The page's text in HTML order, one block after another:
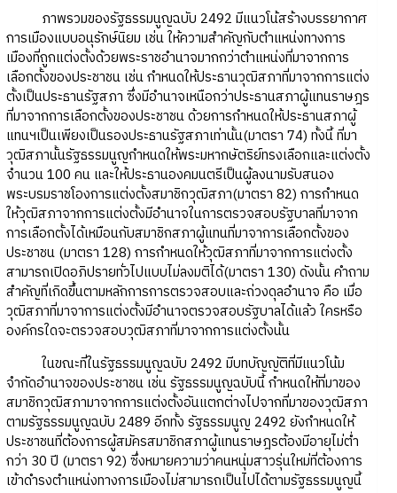
ภาพรวมของรัฐธรรมนูญฉบับ 2492 มีแนวโน้สร้างบรรยากาศ
การเมืองแบบอนุรักษ์นิยม เช่น ให้ความสำคัญกับตำแหน่งทางการ
เมืองที่ถูกแต่งตั้งด้วยพระราชอำนาจมากกว่าตำแหน่งที่มาจากการ
เลือกตั้งของประชาชน เช่น กำหนดให้ประธานวุฒิสภาที่มาจากการแต่ง
ตั้งเป็นประธานรัฐสภา ซึ่งมีอำนาจเหนือกว่าประธานสภาผู้แทนราษฎร
ที่มาจากการเลือกตั้งของประชาชน ด้วยการกำหนดให้ประธานสภาผู้
แทนฯเป็นเพียงเป็นรองประธานรัฐสภาเท่านั้น(มาตรา 74) ทั้งนี้ ที่มา
วุฒิสภานั้นรัฐธรรมนูญกำหนดให้พระมหากษัตริย์ทรงเลือกและแต่งตั้ง
จำนวน 100 คน และให้ประธานองคมนตรีเป็นผู้ลงนามรับสนอง
พระบรมราชโองการแต่งตั้งสมาชิกวุฒิสภา(มาตรา 82) การกำหนด
ให้วุฒิสภาจากการแต่งตั้งมีอำนาจในการตรวจสอบรัฐบาลที่มาจาก
การเลือกตั้งได้เหมือนกับสมาชิกสภาผู้แทนที่มาจาการเลือกตั้งของ
ประชาชน (มาตรา 128) การกำหนดให้วุฒิสภาที่มาจากการแต่งตั้ง
สามารถเปิดอภิปรายทั่วไปแบบไม่ลงมติได้(มาตรา 130) ดังนั้น คำถาม
สำคัญที่เกิดขึ้นตามหลักการการตรวจสอบและถ่วงดุลอำนาจ คือ เมื่อ
วุฒิสภาที่มาจาการแต่งตั้งมีอำนาจตรวจสอบรัฐบาลได้แล้ว ใครหรือ
องค์กรใดจะตรวจสอบวุฒิสภาที่มาจากการแต่งตั้งนั้น
ในขณะที่ในรัฐธรรมนูญฉบับ 2492 มีบทบัญญัติที่มีแนวโน้ม
จำกัดอำนาจของประชาชน เช่น รัฐธรรมนูญฉบับนี้ กำหนดให้ที่มาของ
สมาชิกวุฒิสภามาจากการแต่งตั้งอันแตกต่างไปจากที่มาของวุฒิสภา
ตามรัฐธรรมนูญฉบับ 2489 อีกทั้ง รัฐธรรมนูญ 2492 ยังกำหนดให้
ประชาชนที่ต้องการผู้สมัครสมาชิกสภาผู้แทนราษฎรต้องมีอายุไม่ต่ำ
กว่า 30 ปี (มาตรา 92) ซึ่งหมายความว่าคนหนุ่มสาวรุ่นใหม่ที่ต้องการ
เข้าดำรงตำแหน่งทางการเมืองไม่สามารถเป็นไปได้ตามรัฐธรรมนูญนี้